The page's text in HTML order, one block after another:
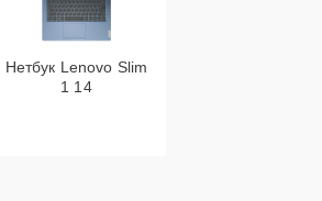
Нетбук Lenovo Slim
1 14